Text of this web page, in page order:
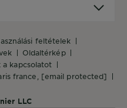
feltételek
oldaltérkép
a kapcsolatot
france, [email protected]
LLC